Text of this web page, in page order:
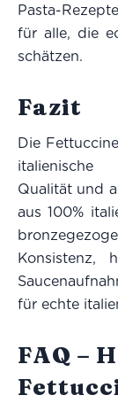
Pasta-
für alle, die
schätzen.
Fazit
Die
italienische
Qualität und
aus 100%
Konsistenz,
für echte
FAQ –